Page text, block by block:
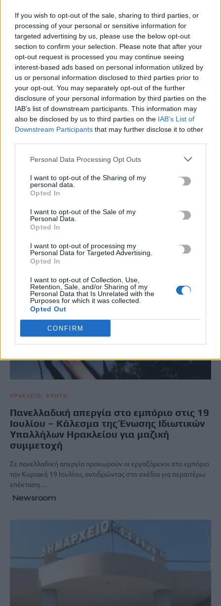
If you wish to opt-out of the sale, sharing to third parties, or
processing of your personal or sensitive information for
targeted advertising by us, please use the below opt-out
section to confirm your selection. Please note that after your
opt-out request is processed you may continue seeing
interest-based ads based on personal information utilized by
us or personal information disclosed to third parties prior to
your opt-out. You may separately opt-out of the further
disclosure of your personal information by third parties on the
IAB’s list of downstream participants. This information may
also be disclosed by us to third parties on the IAB’s List of
Downstream Participants that may further disclose it to other
Personal Data Processing Opt Outs
I want to opt-out of the Sharing of my
personal data.
Opted In
I want to opt-out of the Sale of my
Personal Data.
Opted In
I want to opt-out of processing my
Personal Data for Targeted Advertising.
Opted In
I want to opt-out of Collection, Use,
Retention, Sale, and/or Sharing of my
Personal Data that Is Unrelated with the
Purposes for which it was collected.
Opted Out
CONFIRM
τα Πρακτικά του Διεπιστημονικού Συνεδρίου «Ρένα
Κυριακού»
7 Αυγούστου, 2026
ΔΕΕΠ (ΝΟΔΕ) Ηρακλείου: Με έργα η κυβέρνηση Μητσοτάκη
οδηγεί την Κρήτη στο μέλλον
7 Αυγούστου, 2026
TRENDING
ΣΧΕΤΙΚΆ ΆΡΘΡΑ
ΗΡΑΚΛΕΙΟ ΚΡΗΤΗ
Πανελλαδική απεργία στο εμπόριο στις 19
Ιουλίου – Κάλεσμα της Ένωσης Ιδιωτικών
Υπαλλήλων Ηρακλείου για μαζική
συμμετοχή
Σε πανελλαδική απεργία προχωρούν οι εργαζόμενοι στο εμπόριο
την Κυριακή 19 Ιουλίου, αντιδρώντας στα σχέδια για περαιτέρω
επέκταση…
Newsroom